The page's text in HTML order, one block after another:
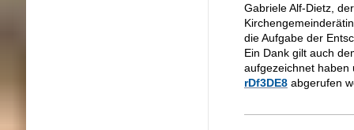
Gabriele Alf-Dietz,
die Aufgabe der
Ein Dank gilt auch
aufgezeichnet haben
rDf3DE8 abgerufen